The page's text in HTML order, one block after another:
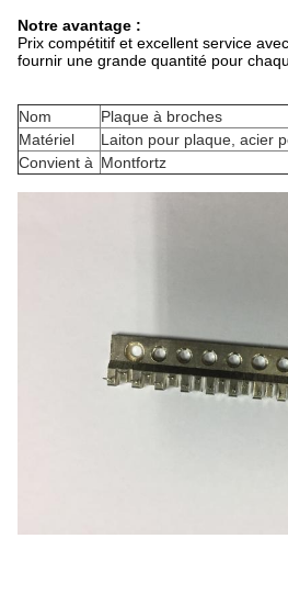
Notre avantage :
Prix ​​compétitif et excellent service
fournir une grande quantité pour
Nom
Plaque à broches
Matériel
Laiton pour plaque, acier
Convient à Montfortz